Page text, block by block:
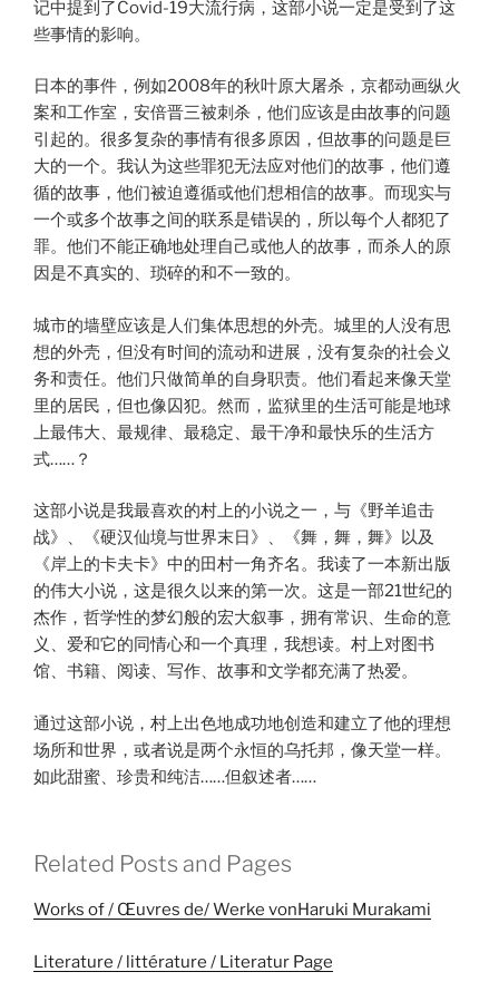
记中提到了Covid-19大流行病，这部小说一定是受到了这
些事情的影响。
日本的事件，例如2008年的秋叶原大屠杀，京都动画纵火
案和工作室，安倍晋三被刺杀，他们应该是由故事的问题
引起的。很多复杂的事情有很多原因，但故事的问题是巨
大的一个。我认为这些罪犯无法应对他们的故事，他们遵
循的故事，他们被迫遵循或他们想相信的故事。而现实与
一个或多个故事之间的联系是错误的，所以每个人都犯了
罪。他们不能正确地处理自己或他人的故事，而杀人的原
因是不真实的、琐碎的和不一致的。
城市的墙壁应该是人们集体思想的外壳。城里的人没有思
想的外壳，但没有时间的流动和进展，没有复杂的社会义
务和责任。他们只做简单的自身职责。他们看起来像天堂
里的居民，但也像囚犯。然而，监狱里的生活可能是地球
上最伟大、最规律、最稳定、最干净和最快乐的生活方
式……？
这部小说是我最喜欢的村上的小说之一，与《野羊追击
战》、《硬汉仙境与世界末日》、《舞，舞，舞》以及
《岸上的卡夫卡》中的田村一角齐名。我读了一本新出版
的伟大小说，这是很久以来的第一次。这是一部21世纪的
杰作，哲学性的梦幻般的宏大叙事，拥有常识、生命的意
义、爱和它的同情心和一个真理，我想读。村上对图书
馆、书籍、阅读、写作、故事和文学都充满了热爱。
通过这部小说，村上出色地成功地创造和建立了他的理想
场所和世界，或者说是两个永恒的乌托邦，像天堂一样。
如此甜蜜、珍贵和纯洁……但叙述者……
Related Posts and Pages
Works of / Œuvres de/ Werke vonHaruki Murakami
Literature / littérature / Literatur Page